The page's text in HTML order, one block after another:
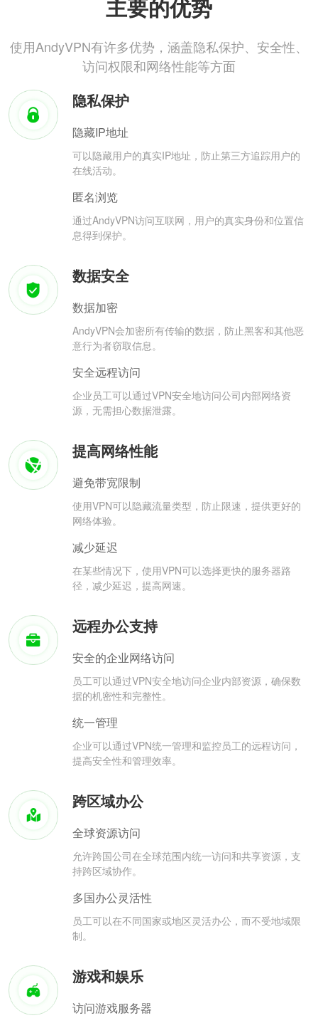
主要的优势
使用AndyVPN有许多优势，涵盖隐私保护、安全性、
访问权限和网络性能等方面
隐私保护
隐藏IP地址
可以隐藏用户的真实IP地址，防止第三方追踪用户的
在线活动。
匿名浏览
通过AndyVPN访问互联网，用户的真实身份和位置信
息得到保护。
数据安全
数据加密
AndyVPN会加密所有传输的数据，防止黑客和其他恶
意行为者窃取信息。
安全远程访问
企业员工可以通过VPN安全地访问公司内部网络资
源，无需担心数据泄露。
提高网络性能
避免带宽限制
使用VPN可以隐藏流量类型，防止限速，提供更好的
网络体验。
减少延迟
在某些情况下，使用VPN可以选择更快的服务器路
径，减少延迟，提高网速。
远程办公支持
安全的企业网络访问
员工可以通过VPN安全地访问企业内部资源，确保数
据的机密性和完整性。
统一管理
企业可以通过VPN统一管理和监控员工的远程访问，
提高安全性和管理效率。
跨区域办公
全球资源访问
允许跨国公司在全球范围内统一访问和共享资源，支
持跨区域协作。
多国办公灵活性
员工可以在不同国家或地区灵活办公，而不受地域限
制。
游戏和娱乐
访问游戏服务器